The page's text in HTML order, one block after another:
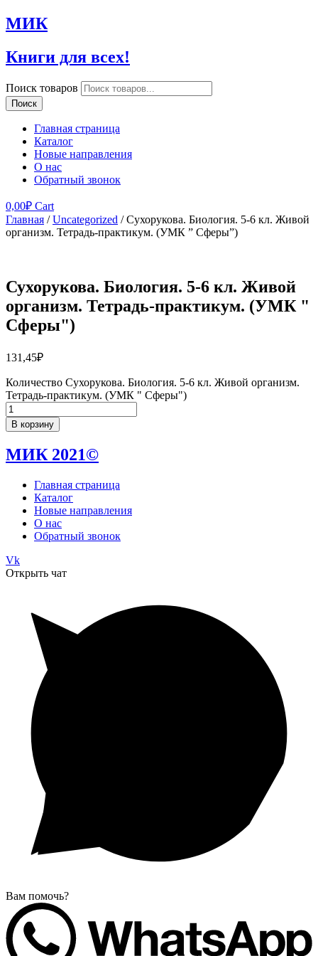
МИК
Книги для всех!
Поиск товаров
Поиск
Главная страница
Каталог
Новые направления
О нас
Обратный звонок
0,00₽ Cart
Главная /Uncategorized / Сухорукова. Биология. 5-6 кл. Живой
организм. Тетрадь-практикум. (УМК ” Сферы”)
Сухорукова. Биология. 5-6 кл. Живой
организм. Тетрадь-практикум. (УМК "
Сферы")
131,45₽
Количество Сухорукова. Биология. 5-6 кл. Живой организм.
Тетрадь-практикум. (УМК " Сферы")
В корзину
МИК 2021©
Главная страница
Каталог
Новые направления
О нас
Обратный звонок
Vk
Открыть чат
Вам помочь?